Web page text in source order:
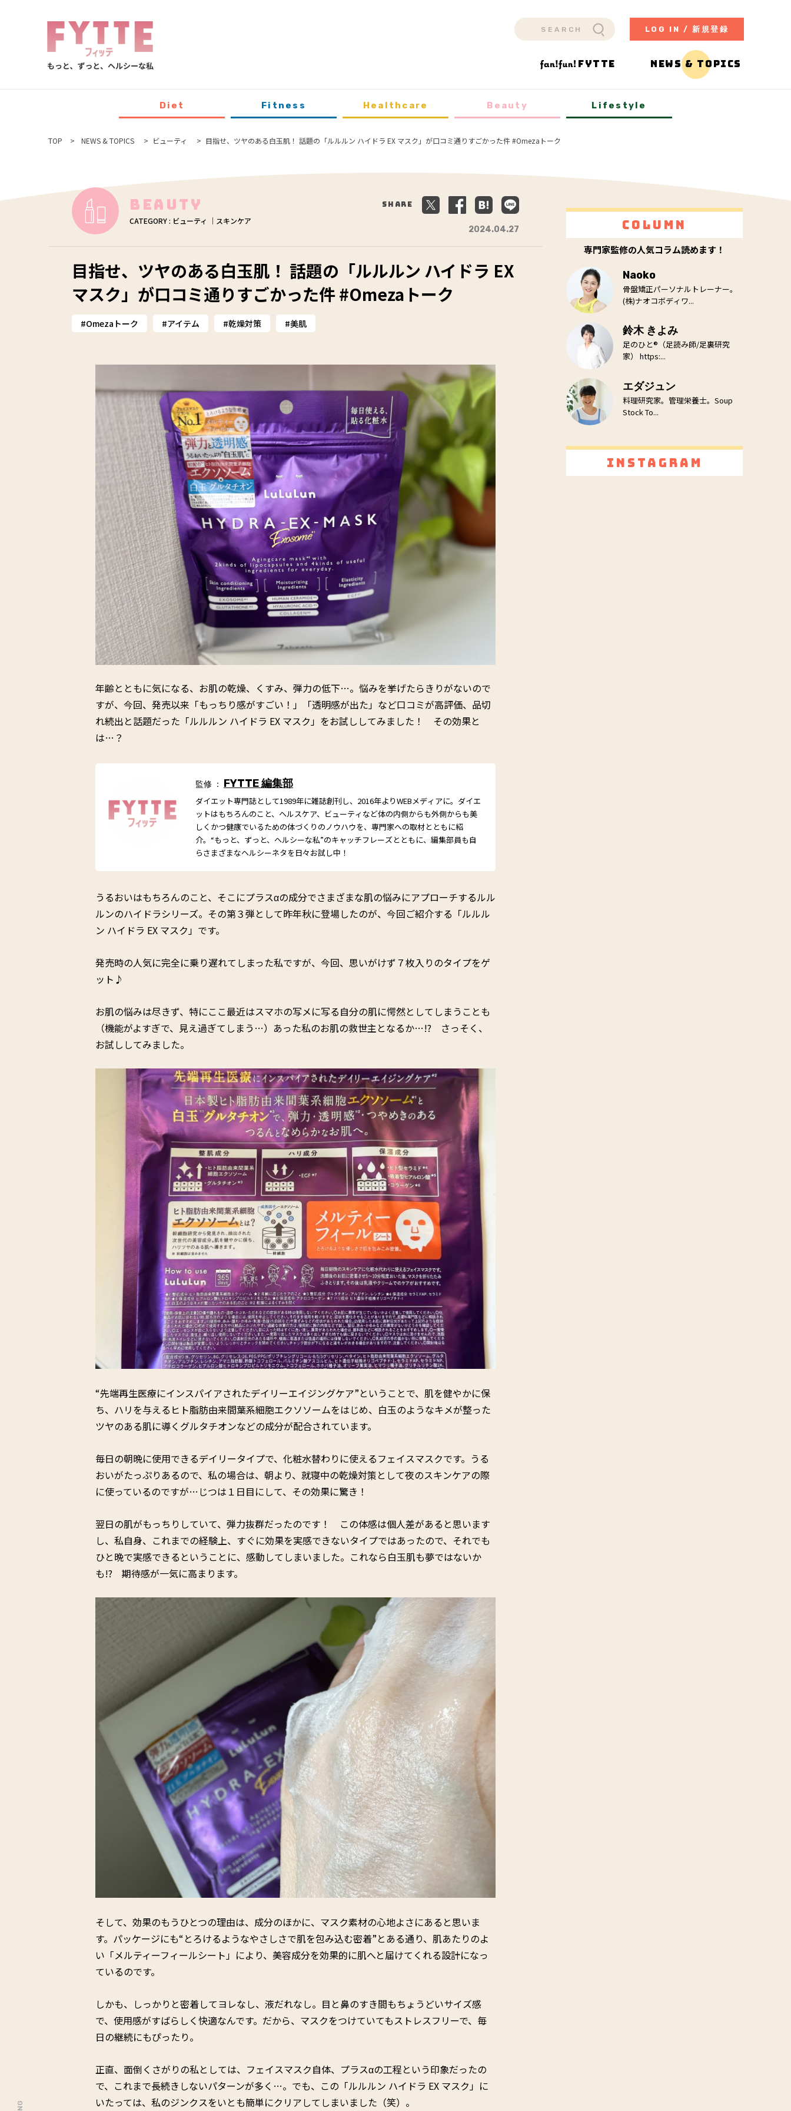
LOG IN / 新規登録
FYTTE NEWS & TOPICS
Diet Fitness Healthcare Beauty Lifestyle
TOP NEWS & TOPICS ビューティ 目指せ、ツヤのある白玉肌！ 話題の「ルルルン ハイドラ EX マスク」が口コミ通りすごかった件 #Omezaトーク
Beauty
CATEGORY : ビューティ ｜スキンケア
2024.04.27
目指せ、ツヤのある白玉肌！ 話題の「ルルルン ハイドラ EX
マスク」が口コミ通りすごかった件 #Omezaトーク
Omezaトーク アイテム 乾燥対策 美肌
Share
年齢とともに気になる、お肌の乾燥、くすみ、弾力の低下…。悩みを挙げたらきりがないので
すが、今回、発売以来「もっちり感がすごい！」「透明感が出た」など口コミが高評価、品切
れ続出と話題だった「ルルルン ハイドラ EX マスク」をお試ししてみました！ その効果と
は…？
監修 ： FYTTE 編集部
ダイエット専門誌として1989年に雑誌創刊し、2016年よりWEBメディアに。ダイエ
ットはもちろんのこと、ヘルスケア、ビューティなど体の内側からも外側からも美
しくかつ健康でいるための体づくりのノウハウを、専門家への取材とともに紹
介。“もっと、ずっと、ヘルシーな私”のキャッチフレーズとともに、編集部員も自
らさまざまなヘルシーネタを日々お試し中！
うるおいはもちろんのこと、そこにプラスαの成分でさまざまな肌の悩みにアプローチするルル
ルンのハイドラシリーズ。その第３弾として昨年秋に登場したのが、今回ご紹介する「ルルル
ン ハイドラ EX マスク」です。
発売時の人気に完全に乗り遅れてしまった私ですが、今回、思いがけず７枚入りのタイプをゲ
ット♪
お肌の悩みは尽きず、特にここ最近はスマホの写メに写る自分の肌に愕然としてしまうことも
（機能がよすぎで、見え過ぎてしまう…）あった私のお肌の救世主となるか…!? さっそく、
お試ししてみました。
“先端再生医療にインスパイアされたデイリーエイジングケア”ということで、肌を健やかに保
ち、ハリを与えるヒト脂肪由来間葉系細胞エクソソームをはじめ、白玉のようなキメが整った
ツヤのある肌に導くグルタチオンなどの成分が配合されています。
毎日の朝晩に使用できるデイリータイプで、化粧水替わりに使えるフェイスマスクです。うる
おいがたっぷりあるので、私の場合は、朝より、就寝中の乾燥対策として夜のスキンケアの際
に使っているのですが…じつは１日目にして、その効果に驚き！
翌日の肌がもっちりしていて、弾力抜群だったのです！ この体感は個人差があると思います
し、私自身、これまでの経験上、すぐに効果を実感できないタイプではあったので、それでも
ひと晩で実感できるということに、感動してしまいました。これなら白玉肌も夢ではないか
も!? 期待感が一気に高まります。
そして、効果のもうひとつの理由は、成分のほかに、マスク素材の心地よさにあると思いま
す。パッケージにも“とろけるようなやさしさで肌を包み込む密着”とある通り、肌あたりのよ
い「メルティーフィールシート」により、美容成分を効果的に肌へと届けてくれる設計になっ
ているのです。
しかも、しっかりと密着してヨレなし、液だれなし。目と鼻のすき間もちょうどいサイズ感
で、使用感がすばらしく快適なんです。だから、マスクをつけていてもストレスフリーで、毎
日の継続にもぴったり。
正直、面倒くさがりの私としては、フェイスマスク自体、プラスαの工程という印象だったの
で、これまで長続きしないパターンが多く…。でも、この「ルルルン ハイドラ EX マスク」に
いたっては、私のジンクスをいとも簡単にクリアしてしまいました（笑）。
Column
専門家監修の人気コラム読めます！
Naoko
骨盤矯正パーソナルトレーナー。
(株)ナオコボディワ...
鈴木 きよみ
足のひと®（足読み師/足裏研究
家） https:...
エダジュン
料理研究家。管理栄養士。Soup
Stock To...
Instagram